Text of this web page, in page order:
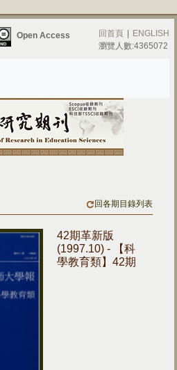
Open Access 回首頁
ENGLISH
瀏覽人數:4365072
回各期目錄列表
42期革新版
(1997.10) - 【科
學教育類】42期